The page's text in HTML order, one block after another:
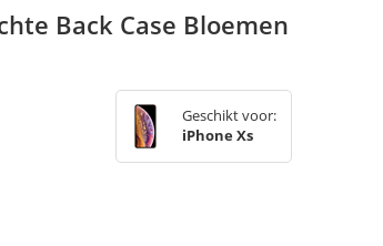
Back Case Bloemen
Geschikt voor:
iPhone Xs